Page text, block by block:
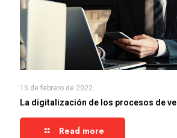
15 de febrero de 2022
La digitalización de los procesos de
Read more